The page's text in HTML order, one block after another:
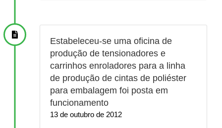
Estabeleceu-se uma oficina de
produção de tensionadores e
carrinhos enroladores para a linha
de produção de cintas de poliéster
para embalagem foi posta em
funcionamento
13 de outubro de 2012